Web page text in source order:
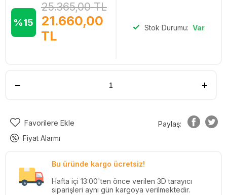
%15
21.660,00
TL
25.365,00TL
Stok Durumu: Var
Favorilere Ekle
Fiyat Alarmı
Paylaş:
Bu üründe kargo ücretsiz!
Hafta içi 13:00'ten önce verilen 3D tarayıcı
siparişleri aynı gün kargoya verilmektedir.